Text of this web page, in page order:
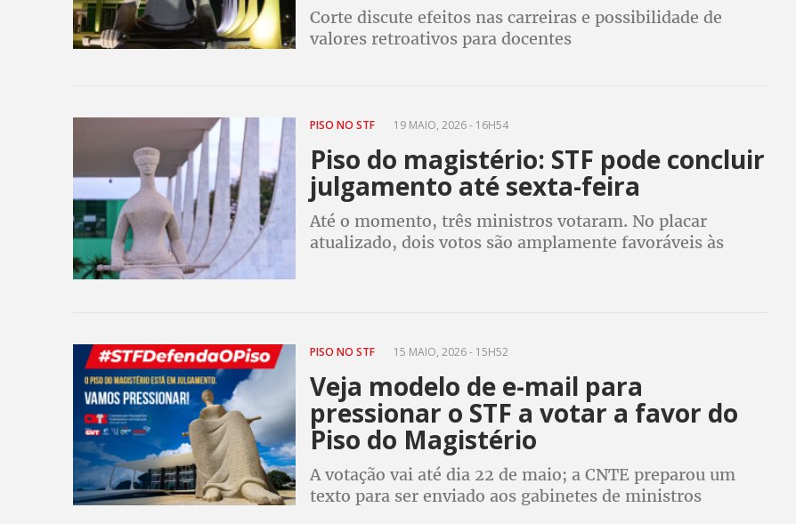
Corte discute efeitos nas carreiras e possibilidade de
valores retroativos para docentes
PISO NO STF 19 MAIO, 2026 - 16H54
Piso do magistério: STF pode concluir
julgamento até sexta-feira
Até o momento, três ministros votaram. No placar
atualizado, dois votos são amplamente favoráveis às
PISO NO STF 15 MAIO, 2026 - 15H52
Veja modelo de e-mail para
pressionar o STF a votar a favor do
Piso do Magistério
A votação vai até dia 22 de maio; a CNTE preparou um
texto para ser enviado aos gabinetes de ministros